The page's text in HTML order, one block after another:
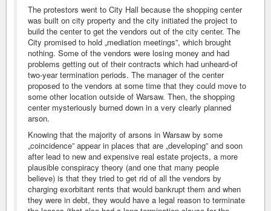
The protestors went to City Hall because the shopping center
was built on city property and the city initiated the project to
build the center to get the vendors out of the city center. The
City promised to hold „mediation meetings”, which brought
nothing. Some of the vendors were losing money and had
problems getting out of their contracts which had unheard-of
two-year termination periods. The manager of the center
proposed to the vendors at some time that they could move to
some other location outside of Warsaw. Then, the shopping
center mysteriously burned down in a very clearly planned
arson.
Knowing that the majority of arsons in Warsaw by some
„coincidence” appear in places that are „developing” and soon
after lead to new and expensive real estate projects, a more
plausible conspiracy theory (and one that many people
believe) is that they tried to get rid of all the vendors by
charging exorbitant rents that would bankrupt them and when
they were in debt, they would have a legal reason to terminate